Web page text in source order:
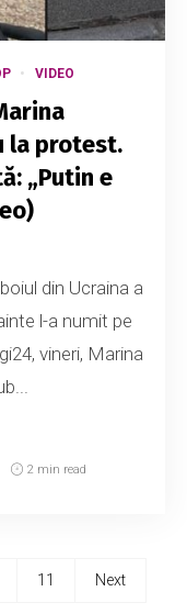
VIDEO
la protest.
„Putin e
din Ucraina a
l-a numit pe
vineri, Marina
2 min read
11 Next